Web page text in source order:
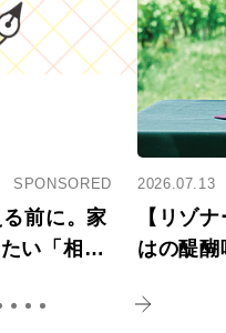
SPONSORED
前に。家
い「相続
2026.07.13
【リゾ
はの醍